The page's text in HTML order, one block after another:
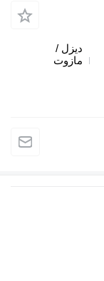
ديزل /
مازوت